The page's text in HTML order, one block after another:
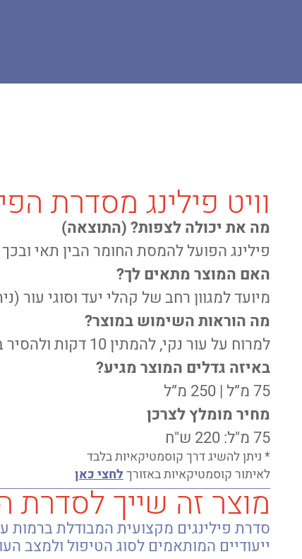
וויט פילינג מסדרת
מה את יכולה לצפות? (התוצאה)
פילינג הפועל להמסת החומר הבין תאי
האם המוצר מתאים לך?
מיועד למגוון רחב של קהלי יעד וסוגי עור
מה הוראות השימוש במוצר?
למרוח על עור נקי, להמתין 10 דקות ולהסיר בשטיפה בעזרת מים פושרים.
באיזה גדלים המוצר מגיע?
75 מ”ל | 250 מ”ל
מחיר מומלץ לצרכן
75 מ"ל: 220 ש"ח
* ניתן להשיג דרך קוסמטיקאיות בלבד
לאיתור קוסמטיקאיות באזורךלחצי כאן
מוצר זה שייך לסדרת
ייעודיים המותאמים לסוג הטיפול ולמצב